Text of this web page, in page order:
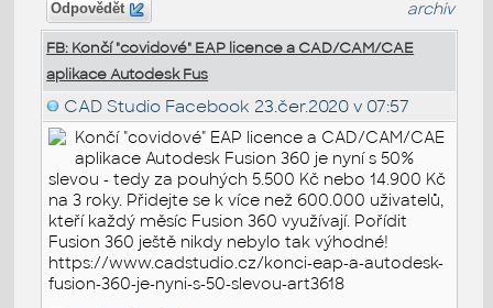
Odpovědět archiv
FB: Končí "covidové" EAP licence a CAD/CAM/CAE
aplikace Autodesk Fus
CAD Studio Facebook 23.čer.2020 v 07:57
Končí "covidové" EAP licence a CAD/CAM/CAE
aplikace Autodesk Fusion 360 je nyní s 50%
slevou - tedy za pouhých 5.500 Kč nebo 14.900 Kč
na 3 roky. Přidejte se k více než 600.000 uživatelů,
kteří každý měsíc Fusion 360 využívají. Pořídit
Fusion 360 ještě nikdy nebylo tak výhodné!
https://www.cadstudio.cz/konci-eap-a-autodesk-
fusion-360-je-nyni-s-50-slevou-art3618